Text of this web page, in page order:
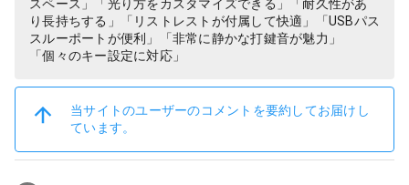
スペース」「光り方をカスタマイズできる」「耐久性があ
り長持ちする」「リストレストが付属して快適」「USBパス
スルーポートが便利」「非常に静かな打鍵音が魅力」
「個々のキー設定に対応」
当サイトのユーザーのコメントを要約してお届けし
ています。